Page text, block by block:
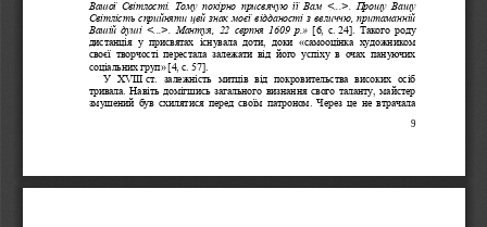
9
Вашої  Світлості.  Тому  покірно  присвячую  її  Вам  <...>.  Прошу  Вашу
Світлість сприйняти цей знак моєї відданості з величчю, притаманній
Вашій  душі  <...>.  Мантуя,  22  серпня  1609  р. » [6,  с. 24].  Такого  роду
дистанція  у  присвятах  існувала  доти,  доки «самооцінка  художником
своєї  творчості  перестала  залежати від  його  успіху  в  очах  пануючих
соціальних груп»[4, с. 57].
У  XVIII ст.  залежність  митців  від  покровительства  високих  осіб
тривала. Навіть домігшись загального визнання свого таланту, майстер
змушений  був  схилятися  перед  своїм  патроном.  Через  це  не  втрачала